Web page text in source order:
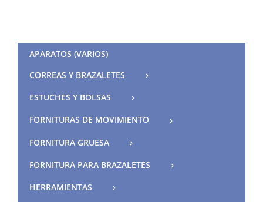
APARATOS (VARIOS)
CORREAS Y BRAZALETES
ESTUCHES Y BOLSAS
FORNITURAS DE MOVIMIENTO
FORNITURA GRUESA
FORNITURA PARA BRAZALETES
HERRAMIENTAS